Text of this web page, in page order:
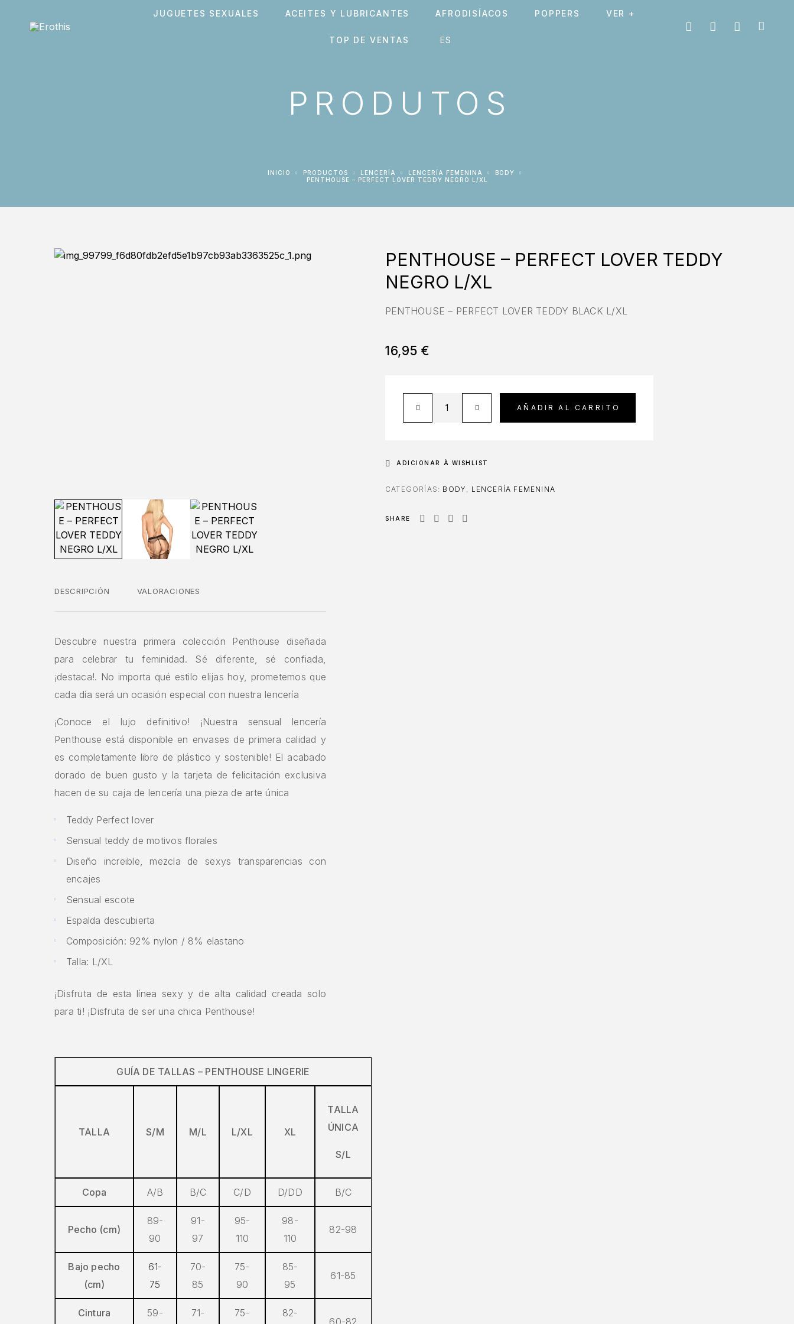
JUGUETES SEXUALES ACEITES Y LUBRICANTES AFRODISÍACOS POPPERS VER +
TOP DE VENTAS
PRODUTOS
INICIO PRODUCTOS LENCERÍA LENCERÍA FEMENINA
BODY
PENTHOUSE – PERFECT LOVER TEDDY NEGRO L/XL
DESCRIPCIÓN VALORACIONES
Descubre nuestra primera colección Penthouse diseñada
para celebrar tu feminidad. Sé diferente, sé confiada,
¡destaca!. No importa qué estilo elijas hoy, prometemos que
cada día será un ocasión especial con nuestra lencería
¡Conoce el lujo definitivo! ¡Nuestra sensual lencería
Penthouse está disponible en envases de primera calidad y
es completamente libre de plástico y sostenible! El acabado
dorado de buen gusto y la tarjeta de felicitación exclusiva
hacen de su caja de lencería una pieza de arte única
Teddy Perfect lover
Sensual teddy de motivos florales
Diseño increible, mezcla de sexys transparencias con
encajes
Sensual escote
Espalda descubierta
Composición: 92% nylon / 8% elastano
Talla: L/XL
¡Disfruta de esta línea sexy y de alta calidad creada solo
para ti! ¡Disfruta de ser una chica Penthouse!
GUÍA DE TALLAS – PENTHOUSE LINGERIE
TALLA S/M M/L L/XL XL
TALLA
ÚNICA
S/L
Copa A/B B/C C/D D/DD B/C
Pecho (cm)
89-
90
91-
97
95-
110
98-
110
82-98
Bajo pecho
(cm)
61-
75
70-
85
75-
90
85-
95
61-85
Cintura 59- 71- 75- 82-
60-82
PENTHOUSE – PERFECT LOVER TEDDY
NEGRO L/XL
PENTHOUSE – PERFECT LOVER TEDDY BLACK L/XL
16,95 €
AÑADIR AL CARRITO
ADICIONAR À WISHLIST
CATEGORÍAS: BODY , LENCERÍA FEMENINA
SHARE